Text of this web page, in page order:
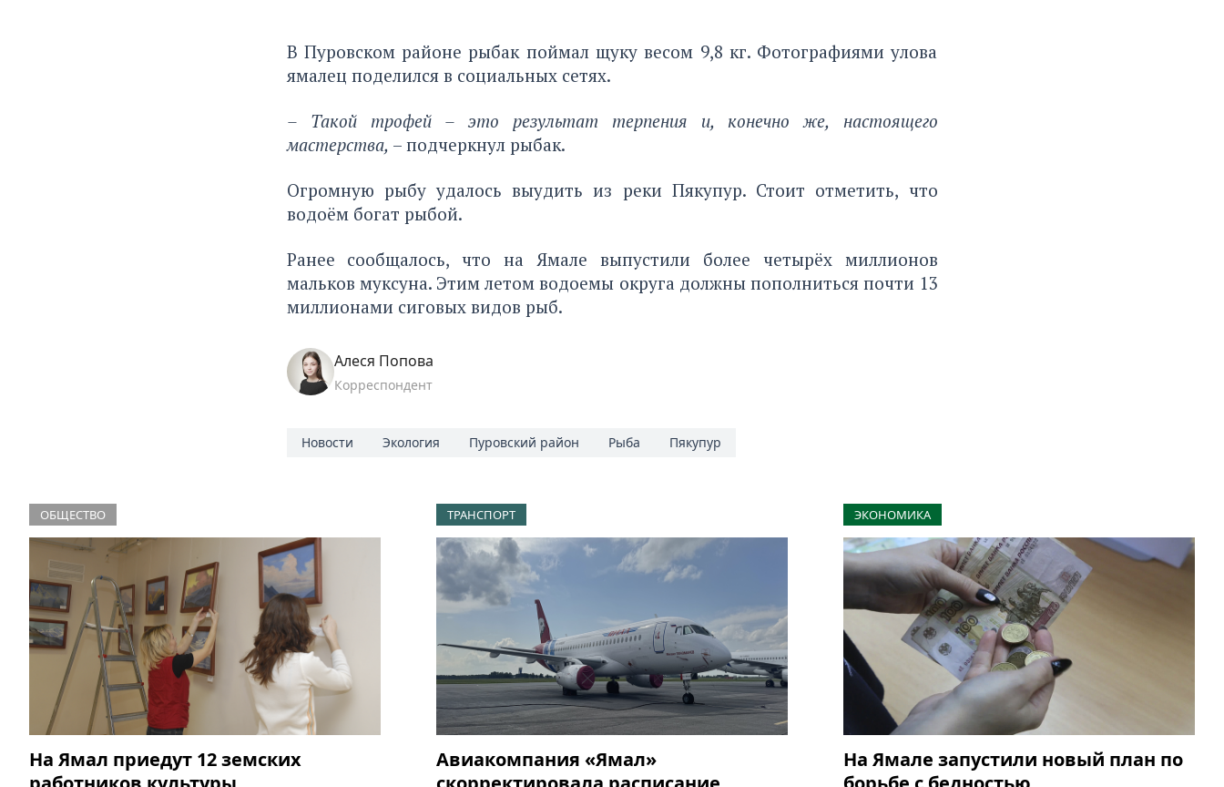
В Пуровском районе рыбак поймал щуку весом 9,8 кг. Фотографиями улова
ямалец поделился в социальных сетях.
– Такой трофей – это результат терпения и, конечно же, настоящего
мастерства, – подчеркнул рыбак.
Огромную рыбу удалось выудить из реки Пякупур. Стоит отметить, что
водоём богат рыбой.
Ранее сообщалось, что на Ямале выпустили более четырёх миллионов
мальков муксуна. Этим летом водоемы округа должны пополниться почти 13
миллионами сиговых видов рыб.
Алеся Попова
Корреспондент
Новости Экология Пуровский район Рыба Пякупур
ОБЩЕСТВО
На Ямал приедут 12 земских
ТРАНСПОРТ
Авиакомпания «Ямал»
ЭКОНОМИКА
На Ямале запустили новый план по